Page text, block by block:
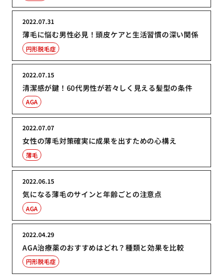
薄毛に悩む男性必見！頭皮ケアと生活習慣の深い関係
2022.07.31
円形脱毛症
清潔感が鍵！60代男性が若々しく見える髪型の条件
2022.07.15
AGA
女性の薄毛対策確実に成果を出すための心構え
2022.07.07
薄毛
気になる薄毛のサインと年齢ごとの注意点
2022.06.15
AGA
AGA治療薬のおすすめはどれ？種類と効果を比較
2022.04.29
円形脱毛症